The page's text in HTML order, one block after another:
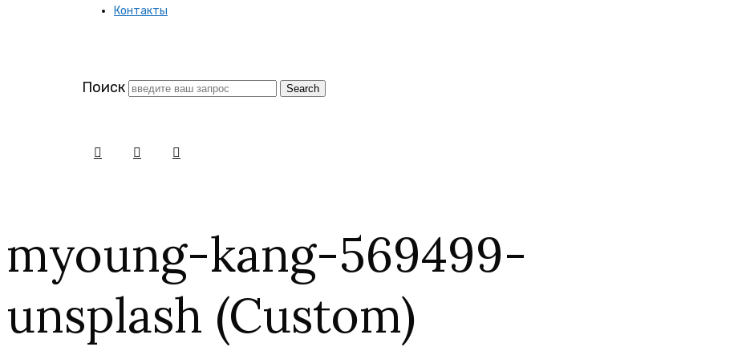
Контакты
Поиск
myoung-kang-569499-
unsplash (Custom)